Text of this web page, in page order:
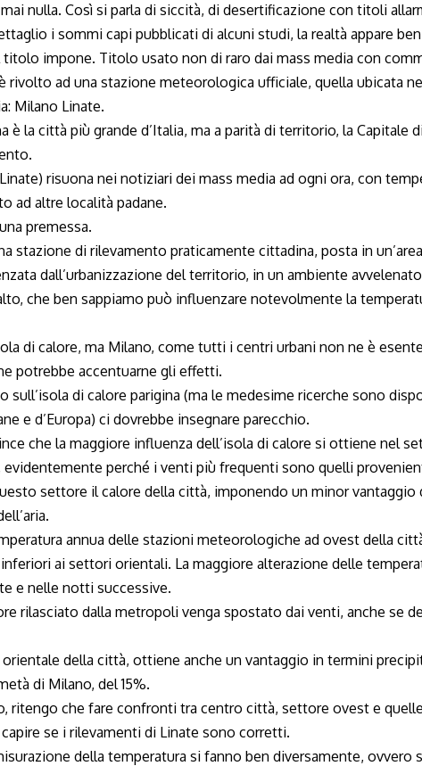
nulla. Così si parla di siccità, di desertificazione con titoli
i sommi capi pubblicati di alcuni studi, la realtà appare
impone. Titolo usato non di raro dai mass media con
rivolto ad una stazione meteorologica ufficiale, quella ubicata
Milano Linate.
è la città più grande d’Italia, ma a parità di territorio, la Capitale
risuona nei notiziari dei mass media ad ogni ora, con
ad altre località padane.
premessa.
stazione di rilevamento praticamente cittadina, posta in
dall’urbanizzazione del territorio, in un ambiente avvelenato
che ben sappiamo può influenzare notevolmente la
di calore, ma Milano, come tutti i centri urbani non ne è
potrebbe accentuarne gli effetti.
sull’isola di calore parigina (ma le medesime ricerche sono
e d’Europa) ci dovrebbe insegnare parecchio.
che la maggiore influenza dell’isola di calore si ottiene nel
evidentemente perché i venti più frequenti sono quelli
settore il calore della città, imponendo un minor vantaggio
annua delle stazioni meteorologiche ad ovest della
inferiori ai settori orientali. La maggiore alterazione delle
e nelle notti successive.
rilasciato dalla metropoli venga spostato dai venti, anche se
della città, ottiene anche un vantaggio in termini
di Milano, del 15%.
ritengo che fare confronti tra centro città, settore ovest e
se i rilevamenti di Linate sono corretti.
della temperatura si fanno ben diversamente, ovvero